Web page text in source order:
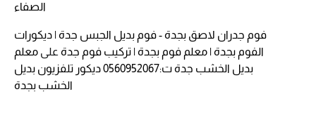
الصفاء
فوم جدران لاصق بجدة - فوم بديل الجبس جدة | ديكورات
الفوم بجدة | معلم فوم بجدة | تركيب فوم جدةعلى معلم
بديل الخشب جدة ت:0560952067 ديكور تلفزيون بديل
الخشب بجدة